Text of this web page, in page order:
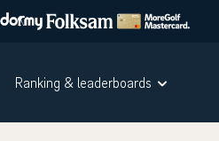
Ranking & leaderboards